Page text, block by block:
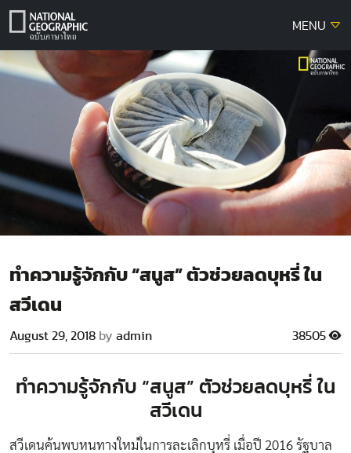
Skip
MENU
ทำความรู้จักกับ “สนูส” ตัวช่วยลดบุหรี่ ใน
สวีเดน
August 29, 2018 by admin 38505
ทำความรู้จักกับ “สนูส” ตัวช่วยลดบุหรี่ ใน
สวีเดน
สวีเดนค้นพบหนทางใหม่ในการละเลิกบุหรี่ เมื่อปี 2016 รัฐบาล